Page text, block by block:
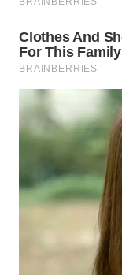
PAKPAK
WN
KARAWANG
WN
WN
BOGOR